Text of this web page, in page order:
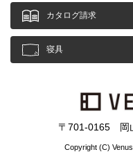
カタログ請求
寝具
〒701-0165 岡
Copyright (C)